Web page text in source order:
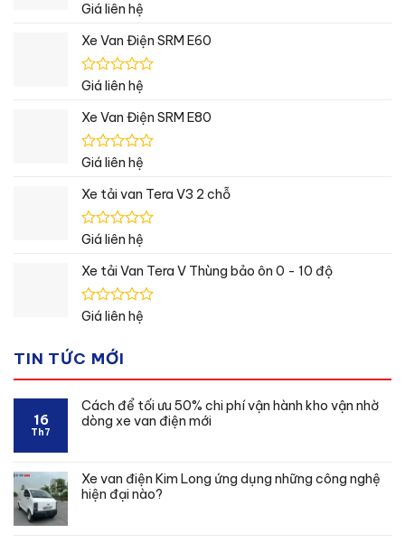
Được
hạng
5
sao
Giá liên hệ
Xe Van Điện SRM E60
Được
hạng
5
sao
Giá liên hệ
Xe Van Điện SRM E80
Được
hạng
5
sao
Giá liên hệ
Xe tải van Tera V3 2 chỗ
Được
hạng
5
sao
Giá liên hệ
Xe tải Van Tera V Thùng bảo ôn 0 - 10 độ
Được
0
Giá liên hệ
TIN TỨC MỚI
16
Th7
Cách để tối ưu 50% chi phí vận hành kho vận nhờ
dòng xe van điện mới
Xe van điện Kim Long ứng dụng những công nghệ
hiện đại nào?